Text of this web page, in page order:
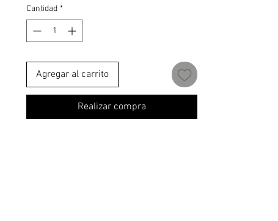
Cantidad *
Agregar al carrito
Realizar compra